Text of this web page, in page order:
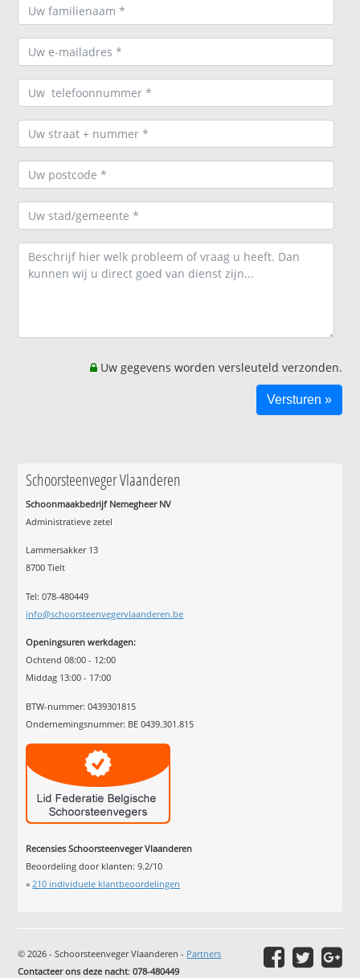
Uw gegevens worden versleuteld verzonden.
Schoorsteenveger Vlaanderen
Schoonmaakbedrijf Nemegheer NV
Administratieve zetel
Lammersakker 13
8700 Tielt
Tel: 078-480449
info@schoorsteenvegervlaanderen.be
Openingsuren werkdagen:
Ochtend 08:00 - 12:00
Middag 13:00 - 17:00
BTW-nummer: 0439301815
Ondernemingsnummer: BE 0439.301.815
Recensies Schoorsteenveger Vlaanderen
Beoordeling door klanten:9.2/10
»210 individuele klantbeoordelingen
© 2026 - Schoorsteenveger Vlaanderen - Partners
Contacteer ons deze nacht:078-480449